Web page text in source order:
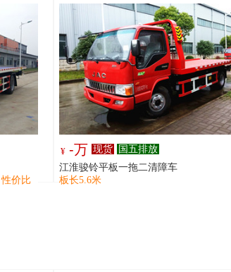
价比
¥ -万 现货
国五排放
江淮骏铃平板一拖二清障车
板长5.6米